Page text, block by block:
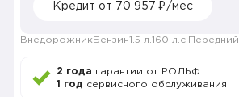
Кредит от 70 957 ₽/мес
Внедорожник Бензин1.5 л. 160 л.с. Передний
2 года гарантии от РОЛЬФ
1 год сервисного обслуживания